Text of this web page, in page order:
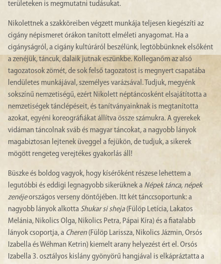
területeken is megmutatni tudásukat.
Nikolettnek a szakköreiben végzett munkája teljesen kiegészíti az
cigány népismeret órákon tanított elméleti anyagomat. Ha a
cigányságról, a cigány kultúráról beszélünk, legtöbbünknek elsőként
a zenéjük, táncuk, dalaik jutnak eszünkbe. Kolleganőm az alsó
tagozatosok zömét, de sok felső tagozatost is megnyert csapatába
lendületes munkájával, személyes varázsával. Tudjuk, megyénk
sokszínű nemzetiségű, ezért Nikolett néptáncosként elsajátította a
nemzetiségek tánclépéseit, és tanítványainknak is megtanította
azokat, egyéni koreográfiákat állítva össze számukra. A gyerekek
vidáman táncolnak sváb és magyar táncokat, a nagyobb lányok
magabiztosan lejtenek üveggel a fejükön, de tudjuk, a sikerek
mögött rengeteg verejtékes gyakorlás áll!
Büszke és boldog vagyok, hogy kísérőként részese lehettem a
legutóbbi és eddigi legnagyobb sikerüknek a Népek tánca, népek
zenéjeországos verseny döntőjében. Itt két tánccsoportunk: a
nagyobb lányok alkotta Shukar si sheja(Fülöp Letícia, Lakatos
Melánia, Nikolics Olga, Nikolics Petra, Pápai Kíra) és a fiatalabb
lányok csoportja, a Cheren(Fülöp Larissza, Nikolics Jázmin, Orsós
Izabella és Wéhman Ketrin) kiemelt arany helyezést ért el. Orsós
Izabella 3. osztályos kislány gyönyörű hangjával is elkápráztatta a